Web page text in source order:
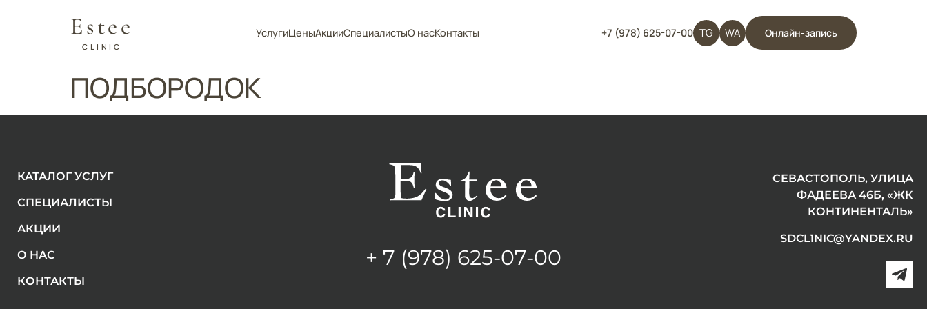
Estee
CLINIC
УслугиЦеныАкцииСпециалистыО насКонтакты +7 (978) 625-07-00 TG WA Онлайн-запись
ПОДБОРОДОК
КАТАЛОГ УСЛУГ
СПЕЦИАЛИСТЫ
АКЦИИ
О НАС
КОНТАКТЫ
+ 7 (978) 625-07-00
СЕВАСТОПОЛЬ, УЛИЦА
ФАДЕЕВА 46Б, «ЖК
КОНТИНЕНТАЛЬ»
SDCL1NIC@YANDEX.RU